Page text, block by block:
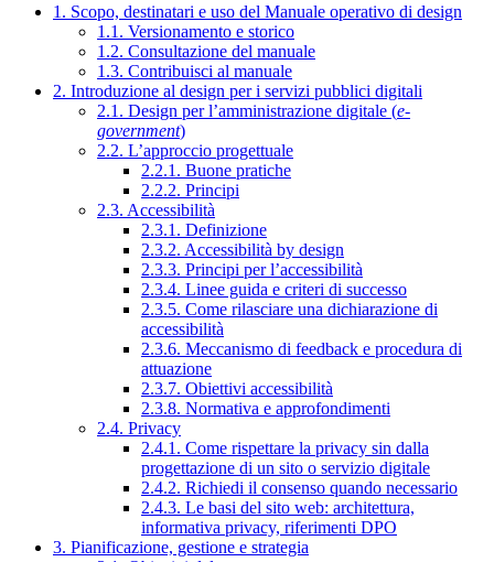
1. Scopo, destinatari e uso del Manuale operativo di design
1.1. Versionamento e storico
1.2. Consultazione del manuale
1.3. Contribuisci al manuale
2. Introduzione al design per i servizi pubblici digitali
2.1. Design per l’amministrazione digitale (e-
government)
2.2. L’approccio progettuale
2.2.1. Buone pratiche
2.2.2. Principi
2.3. Accessibilità
2.3.1. Definizione
2.3.2. Accessibilità by design
2.3.3. Principi per l’accessibilità
2.3.4. Linee guida e criteri di successo
2.3.5. Come rilasciare una dichiarazione di
accessibilità
2.3.6. Meccanismo di feedback e procedura di
attuazione
2.3.7. Obiettivi accessibilità
2.3.8. Normativa e approfondimenti
2.4. Privacy
2.4.1. Come rispettare la privacy sin dalla
progettazione di un sito o servizio digitale
2.4.2. Richiedi il consenso quando necessario
2.4.3. Le basi del sito web: architettura,
informativa privacy, riferimenti DPO
3. Pianificazione, gestione e strategia